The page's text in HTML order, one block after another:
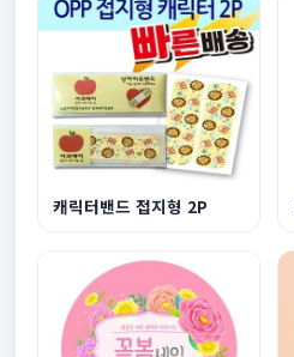
캐릭터밴드 접지형 2P